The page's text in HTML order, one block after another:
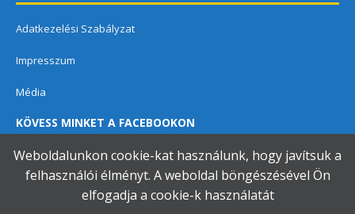
Adatkezelési Szabályzat
Impresszum
Média
KÖVESS MINKET A FACEBOOKON
Weboldalunkon cookie-kat használunk, hogy javítsuk a
felhasználói élményt. A weboldal böngészésével Ön
elfogadja a cookie-k használatát